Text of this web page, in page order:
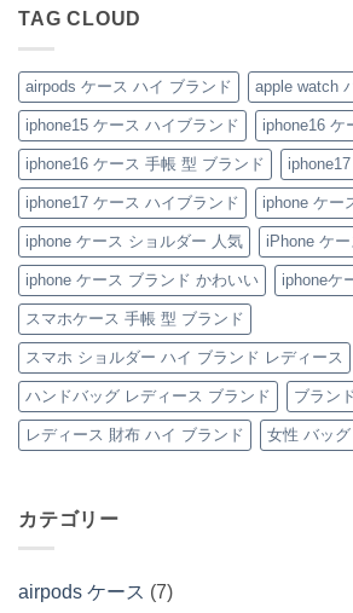
ス
を
徹
底
レ
ビ
ュ
ー！
へ
の
れ
ヴ
ィ
ト
ン
iPhone
ケ
ス」
へ
の
風
付
き
iPhone
ケ
ー
ス
の
の
「ハ
イ
ブ
ラ
ン
ド
レ
ザ
ー
iPhone
ケ
ー
ス」
特
集
へ
の
差
る！
お
し
ゃ
れ
す
る
モ
ノ
グ
ラ
ム
柄
手
帳
型
iPhone
ケ
ー
ス
特
へ
り
TAG CLOUD
airpods ケース ハイ ブランド apple watch
iphone15 ケース ハイブランド iphone16 ケ
iphone16 ケース 手帳 型 ブランド
iphone17 ケース ハイブランド iphone ケー
iphone ケース ショルダー 人気 iPhone ケ
iphone ケース ブランド かわいい iphoneケ
スマホケース 手帳 型 ブランド
スマホ ショルダー ハイ ブランド レディース
ハンドバッグ レディース ブランド ブラン
レディース 財布 ハイ ブランド 女性 バッ
カテゴリー
airpods ケース (7)